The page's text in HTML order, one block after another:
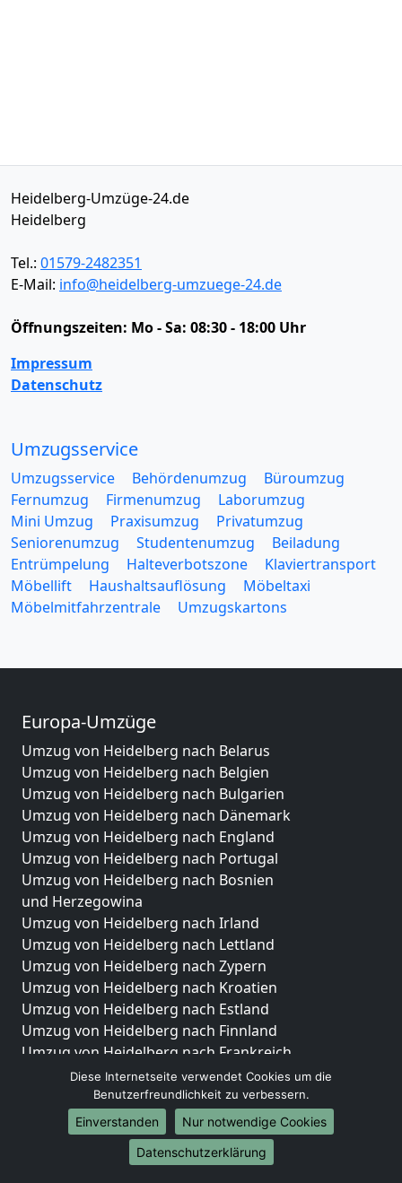
Heidelberg-Umzüge-24.de
Heidelberg
Tel.: 01579-2482351
E-Mail: info@heidelberg-umzuege-24.de
Öffnungszeiten: Mo - Sa: 08:30 - 18:00 Uhr
Impressum
Datenschutz
Umzugsservice
Umzugsservice Behördenumzug
Büroumzug
Fernumzug
Firmenumzug
Laborumzug
Mini Umzug
Praxisumzug
Privatumzug
Seniorenumzug
Studentenumzug
Beiladung
Entrümpelung
Halteverbotszone
Klaviertransport
Möbellift
Haushaltsauflösung
Möbeltaxi
Möbelmitfahrzentrale
Umzugskartons
Europa-Umzüge
Umzug von Heidelberg nach Belarus
Umzug von Heidelberg nach Belgien
Umzug von Heidelberg nach Bulgarien
Umzug von Heidelberg nach Dänemark
Umzug von Heidelberg nach England
Umzug von Heidelberg nach Portugal
Umzug von Heidelberg nach Bosnien
und Herzegowina
Umzug von Heidelberg nach Irland
Umzug von Heidelberg nach Lettland
Umzug von Heidelberg nach Zypern
Umzug von Heidelberg nach Kroatien
Umzug von Heidelberg nach Estland
Umzug von Heidelberg nach Finnland
Umzug von Heidelberg nach Frankreich
Umzug von Heidelberg nach Griechenland
Umzug von Heidelberg nach Italien
Umzug von Heidelberg nach Liechtenstein
Umzug von Heidelberg nach Luxemburg
Umzug von Heidelberg nach Niederlande
Diese Internetseite verwendet Cookies um die
Benutzerfreundlichkeit zu verbessern.
Einverstanden
Nur notwendige Cookies
Datenschutzerklärung